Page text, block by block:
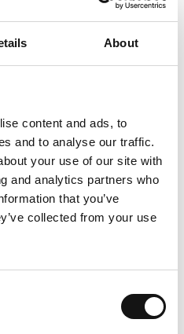
About
content and ads, to
and to analyse our traffic.
your use of our site with
and analytics partners who
that you’ve
collected from your use
bouwen aan jouw
IT-
naar tools voor de juiste
bereiken van succes tot
op te kunnen
IT-
is.
eerder gedeeld buiten
en is ontworpen om jou
voorbereid bent op